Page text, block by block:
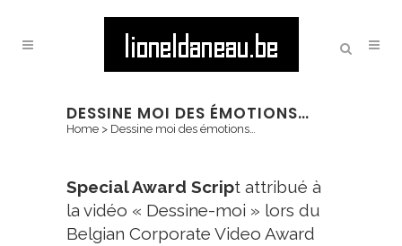
DESSINE MOI DES ÉMOTIONS…
Home > Dessine moi des émotions…
Special Award Script attribué à
la vidéo « Dessine-moi » lors du
Belgian Corporate Video Award